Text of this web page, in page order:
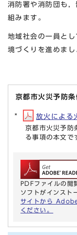
消防署や消防団も
組みます。
地域社会の一員と
境づくりを進めまし
京都市火災予防
放火によ
京都市火災予防
る事項の本文で
PDFファイルの
ソフトがインスト
サイトから
ください。